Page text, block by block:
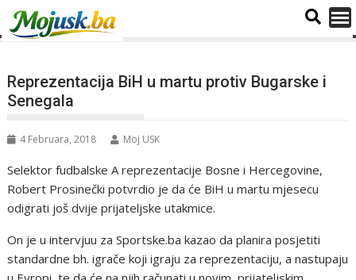
Reprezentacija BiH u martu protiv Bugarske i
Senegala
4 Februara, 2018 Moj USK
Selektor fudbalske A reprezentacije Bosne i Hercegovine,
Robert Prosinečki potvrdio je da će BiH u martu mjesecu
odigrati još dvije prijateljske utakmice.
On je u intervjuu za Sportske.ba kazao da planira posjetiti
standardne bh. igrače koji igraju za reprezentaciju, a nastupaju